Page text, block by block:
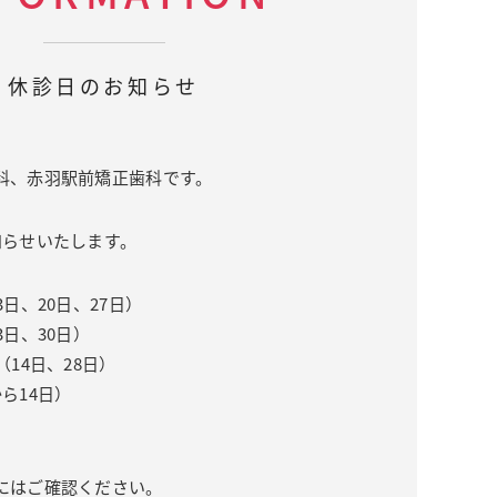
休診日のお知らせ
赤羽駅前矯正歯科です。
せいたします。
、20日、27日）
、30日）
14日、28日）
14日）
ご確認ください。